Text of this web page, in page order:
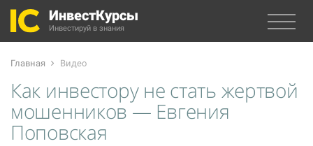
ИнвестКурсы
Инвестируй в знания
Главная Видео
Как инвестору не стать жертвой
мошенников — Евгения
Поповская